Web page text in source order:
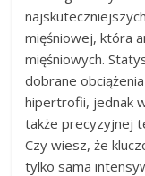
mięśniowej, która
mięśniowych.
dobrane
hipertrofii, jednak
także precyzyjnej
Czy wiesz, że
tylko sama